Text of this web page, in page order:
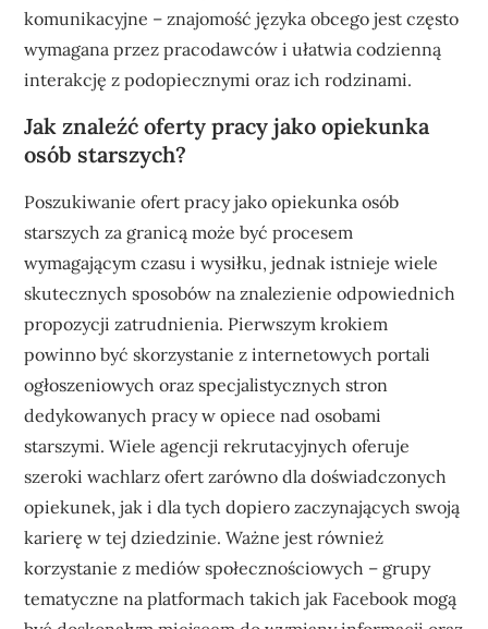
komunikacyjne – znajomość języka obcego jest często
wymagana przez pracodawców i ułatwia codzienną
interakcję z podopiecznymi oraz ich rodzinami.
Jak znaleźć oferty pracy jako opiekunka
osób starszych?
Poszukiwanie ofert pracy jako opiekunka osób
starszych za granicą może być procesem
wymagającym czasu i wysiłku, jednak istnieje wiele
skutecznych sposobów na znalezienie odpowiednich
propozycji zatrudnienia. Pierwszym krokiem
powinno być skorzystanie z internetowych portali
ogłoszeniowych oraz specjalistycznych stron
dedykowanych pracy w opiece nad osobami
starszymi. Wiele agencji rekrutacyjnych oferuje
szeroki wachlarz ofert zarówno dla doświadczonych
opiekunek, jak i dla tych dopiero zaczynających swoją
karierę w tej dziedzinie. Ważne jest również
korzystanie z mediów społecznościowych – grupy
tematyczne na platformach takich jak Facebook mogą